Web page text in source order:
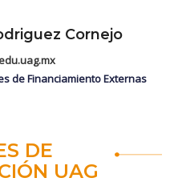
Cornejo
de Financiamiento Externas
DE
UAG